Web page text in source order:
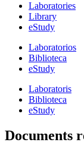
Laboratories
Library
eStudy
Laboratorios
Biblioteca
eStudy
Laboratoris
Biblioteca
eStudy
Documents